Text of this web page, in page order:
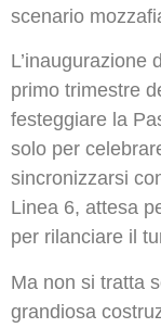
scenario
L’inaugurazione
primo trimestre
festeggiare la
solo per
sincronizzarsi
Linea 6, attesa
per rilanciare il
Ma non si tratta
grandiosa